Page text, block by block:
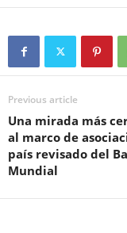
Previous article
Una mirada más
al marco de
país revisado del
Mundial